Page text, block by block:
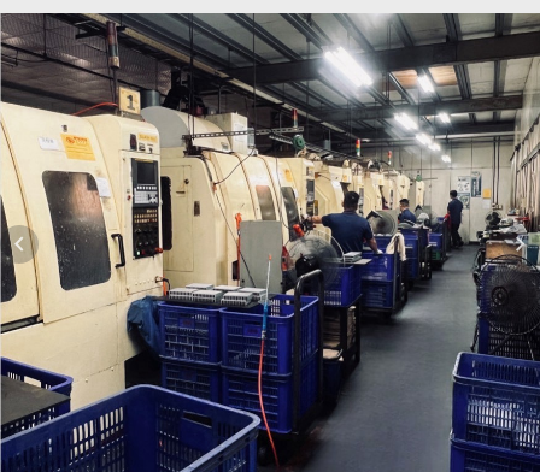
證
本公司於113年完成員工身體健康檢查
本公司於113年7月導入5S輔導專案，持
續進行中
本公司於106年通過ISO9001-2015版認
證
本公司於113年完成員工身體健康檢查
navigate_before navigate_next